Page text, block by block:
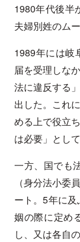
1980年代後半
夫婦別姓のム
1989年には岐
届を受理しな
法に違反する
出した。これ
める上で役立
は必要」とし
一方、国でも
（身分法小委
ート。5年に
姻の際に定め
し、又は各自